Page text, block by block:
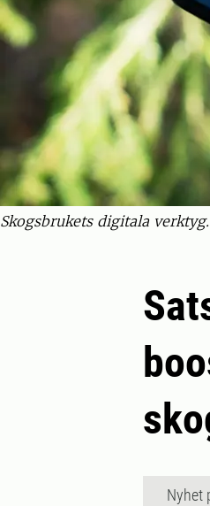
Skogsbrukets digitala
Nyhet